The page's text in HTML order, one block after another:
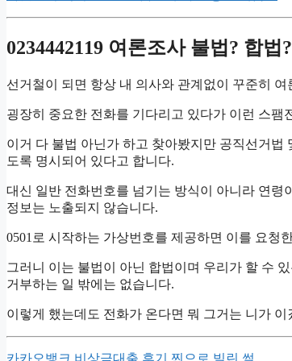
0234442119 여론조사 불법? 합법?
선거철이 되면 항상 내 의사와 관계없이 꾸준히
굉장히 중요한 전화를 기다리고 있다가 이런 스
이거 다 불법 아닌가 하고 찾아봤지만 공직선거
도록 명시되어 있다고 합니다.
대신 일반 전화번호를 넘기는 방식이 아니라 연령
정보는 노출되지 않습니다.
0501로 시작하는 가상번호를 제공하면 이를 요청
그러니 이는 불법이 아닌 합법이며 우리가 할 수
거부하는 일 밖에는 없습니다.
이렇게 했는데도 전화가 온다면 뭐 그거는 니가
카카오뱅크 비상금대출 후기 찐으로 빌린 썰